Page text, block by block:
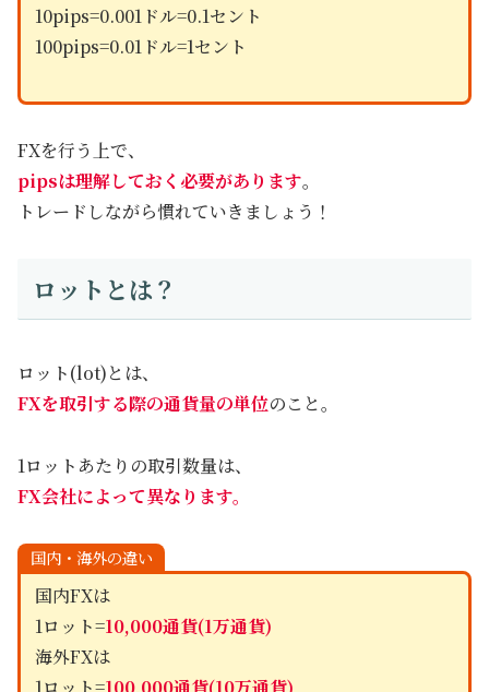
10pips=0.001ドル=0.1セント
100pips=0.01ドル=1セント
FXを行う上で、
pipsは理解しておく必要があります。
トレードしながら慣れていきましょう！
ロットとは？
ロット(lot)とは、
FXを取引する際の通貨量の単位のこと。
1ロットあたりの取引数量は、
FX会社によって異なります。
国内・海外の違い
国内FXは
1ロット=10,000通貨(1万通貨)
海外FXは